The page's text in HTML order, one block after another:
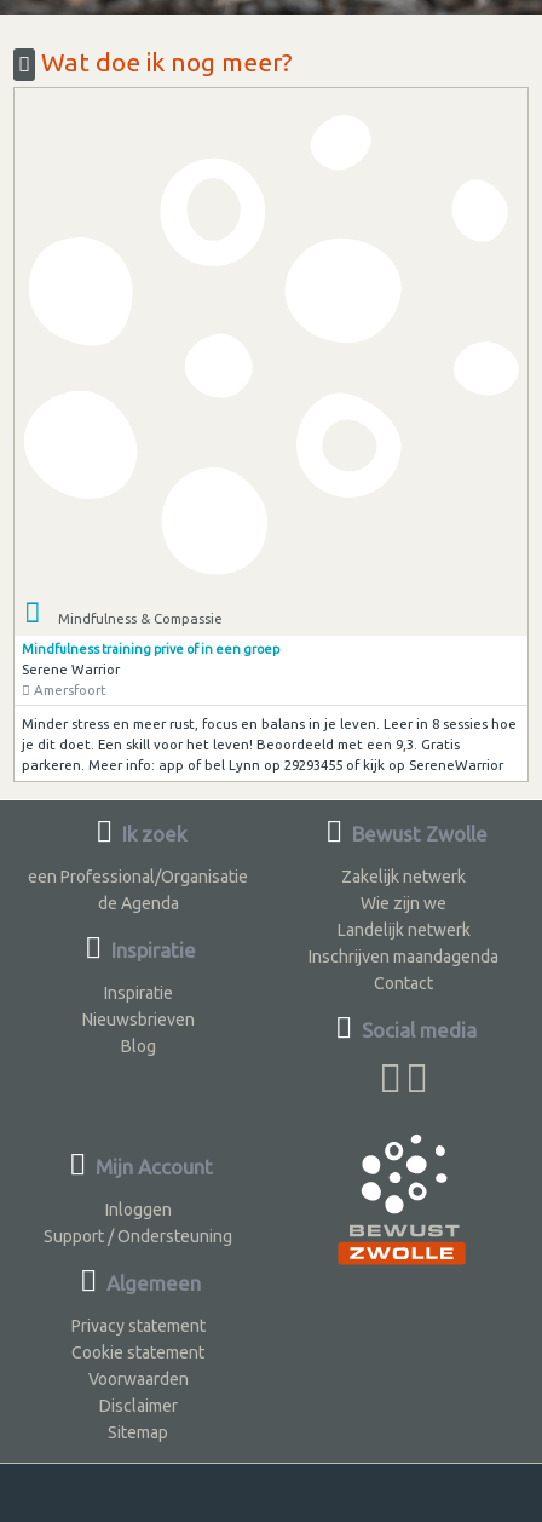
Wat doe ik nog meer?
Mindfulness & Compassie
Mindfulness training prive of in een groep
Serene Warrior
Amersfoort
Minder stress en meer rust, focus en balans in je leven. Leer in 8 sessies hoe
je dit doet. Een skill voor het leven! Beoordeeld met een 9,3. Gratis
parkeren. Meer info: app of bel Lynn op 29293455 of kijk op SereneWarrior
Ik zoek
een Professional/Organisatie
de Agenda
Inspiratie
Inspiratie
Nieuwsbrieven
Blog
Bewust Zwolle
Zakelijk netwerk
Wie zijn we
Landelijk netwerk
Inschrijven maandagenda
Contact
Social media
Mijn Account
Inloggen
Support / Ondersteuning
Algemeen
Privacy statement
Cookie statement
Voorwaarden
Disclaimer
Sitemap